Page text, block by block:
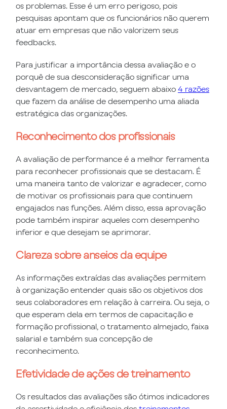
os problemas. Esse é um erro perigoso, pois
pesquisas apontam que os funcionários não querem
atuar em empresas que não valorizem seus
feedbacks.
Para justificar a importância dessa avaliação e o
porquê de sua desconsideração significar uma
desvantagem de mercado, seguem abaixo 4 razões
que fazem da análise de desempenho uma aliada
estratégica das organizações.
Reconhecimento dos profissionais
A avaliação de performance é a melhor ferramenta
para reconhecer profissionais que se destacam. É
uma maneira tanto de valorizar e agradecer, como
de motivar os profissionais para que continuem
engajados nas funções. Além disso, essa aprovação
pode também inspirar aqueles com desempenho
inferior e que desejam se aprimorar.
Clareza sobre anseios da equipe
As informações extraídas das avaliações permitem
à organização entender quais são os objetivos dos
seus colaboradores em relação à carreira. Ou seja, o
que esperam dela em termos de capacitação e
formação profissional, o tratamento almejado, faixa
salarial e também sua concepção de
reconhecimento.
Efetividade de ações de treinamento
Os resultados das avaliações são ótimos indicadores